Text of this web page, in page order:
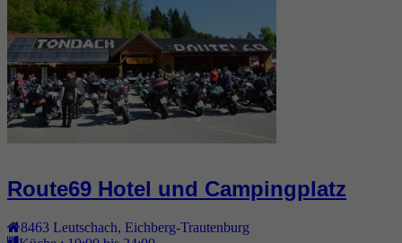
Route69 Hotel und Campingplatz
8463 Leutschach Eichberg-Trautenburg